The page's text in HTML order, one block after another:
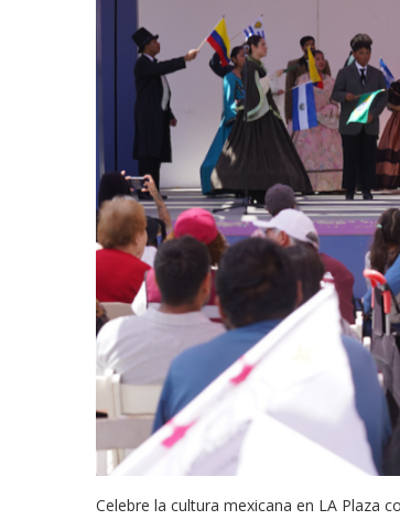
Celebre la cultura mexicana en LA Plaza
habla sobre su
A former